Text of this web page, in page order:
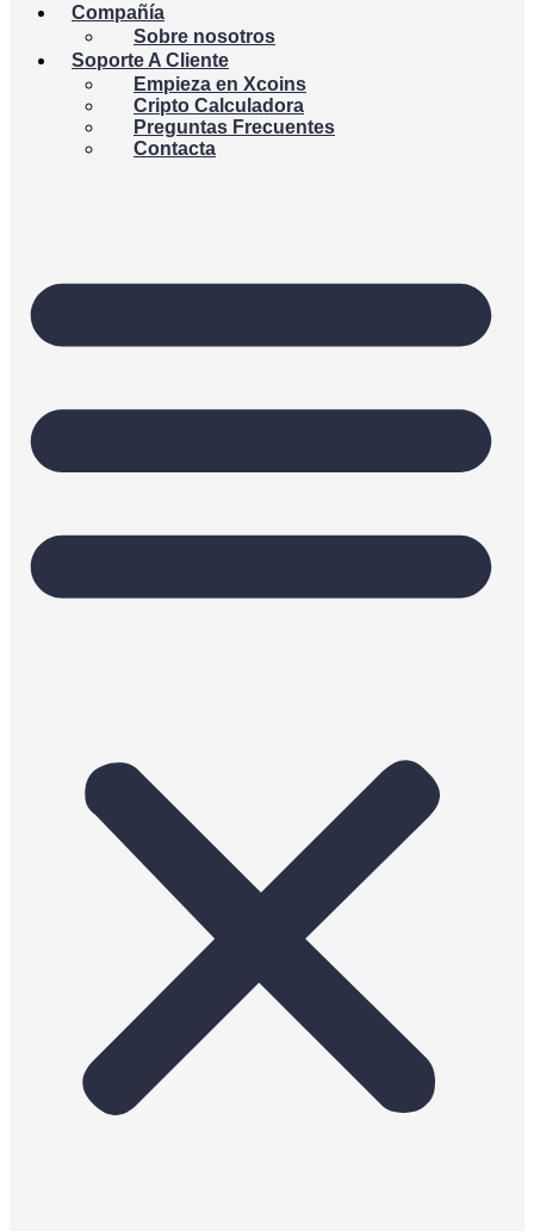
Compañía
Sobre nosotros
Soporte A Cliente
Empieza en Xcoins
Cripto Calculadora
Preguntas Frecuentes
Contacta